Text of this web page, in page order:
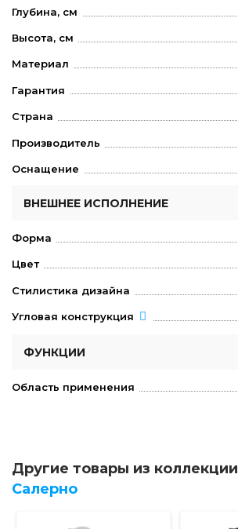
Глубина, см
Высота, см
Материал
Гарантия
Страна
Производитель
Оснащение
ВНЕШНЕЕ ИСПОЛНЕНИЕ
Форма
Цвет
Стилистика дизайна
Угловая конструкция
ФУНКЦИИ
Область применения
Другие товары из коллекции
Салерно